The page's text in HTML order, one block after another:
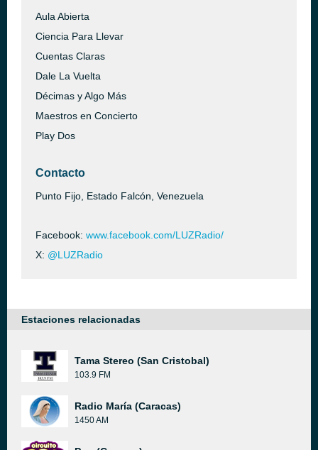
Aula Abierta
Ciencia Para Llevar
Cuentas Claras
Dale La Vuelta
Décimas y Algo Más
Maestros en Concierto
Play Dos
Contacto
Punto Fijo, Estado Falcón, Venezuela
Facebook: www.facebook.com/LUZRadio/
X: @LUZRadio
Estaciones relacionadas
Tama Stereo (San Cristobal)
103.9 FM
Radio María (Caracas)
1450 AM